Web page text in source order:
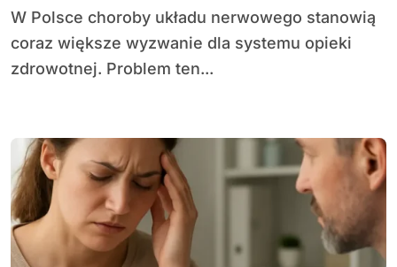
W Polsce choroby układu nerwowego stanowią
coraz większe wyzwanie dla systemu opieki
zdrowotnej. Problem ten...